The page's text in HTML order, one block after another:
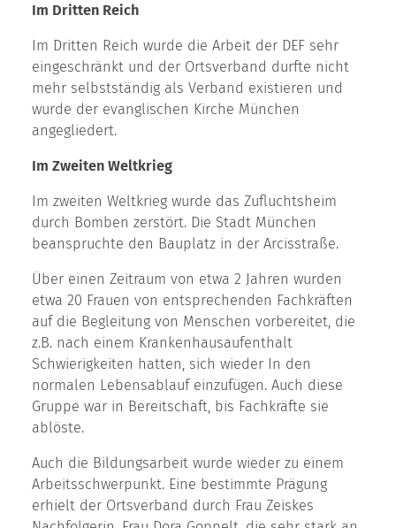
Im Dritten Reich
Im Dritten Reich wurde die Arbeit der DEF sehr
eingeschränkt und der Ortsverband durfte nicht
mehr selbstständig als Verband existieren und
wurde der evanglischen Kirche München
angegliedert.
Im Zweiten Weltkrieg
Im zweiten Weltkrieg wurde das Zufluchtsheim
durch Bomben zerstört. Die Stadt München
beanspruchte den Bauplatz in der Arcisstraße.
Über einen Zeitraum von etwa 2 Jahren wurden
etwa 20 Frauen von entsprechenden Fachkräften
auf die Begleitung von Menschen vorbereitet, die
z.B. nach einem Krankenhausaufenthalt
Schwierigkeiten hatten, sich wieder In den
normalen Lebensablauf einzufügen. Auch diese
Gruppe war in Bereitschaft, bis Fachkräfte sie
ablöste.
Auch die Bildungsarbeit wurde wieder zu einem
Arbeitsschwerpunkt. Eine bestimmte Prägung
erhielt der Ortsverband durch Frau Zeiskes